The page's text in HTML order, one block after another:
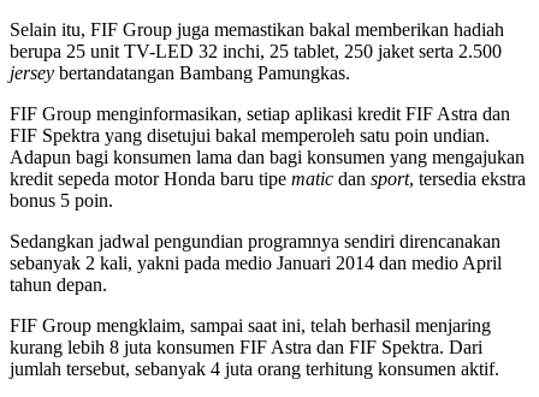
Selain itu, FIF Group juga memastikan bakal memberikan hadiah
berupa 25 unit TV-LED 32 inchi, 25 tablet, 250 jaket serta 2.500
jersey bertandatangan Bambang Pamungkas.
FIF Group menginformasikan, setiap aplikasi kredit FIF Astra dan
FIF Spektra yang disetujui bakal memperoleh satu poin undian.
Adapun bagi konsumen lama dan bagi konsumen yang mengajukan
kredit sepeda motor Honda baru tipe matic dan sport, tersedia ekstra
bonus 5 poin.
Sedangkan jadwal pengundian programnya sendiri direncanakan
sebanyak 2 kali, yakni pada medio Januari 2014 dan medio April
tahun depan.
FIF Group mengklaim, sampai saat ini, telah berhasil menjaring
kurang lebih 8 juta konsumen FIF Astra dan FIF Spektra. Dari
jumlah tersebut, sebanyak 4 juta orang terhitung konsumen aktif.